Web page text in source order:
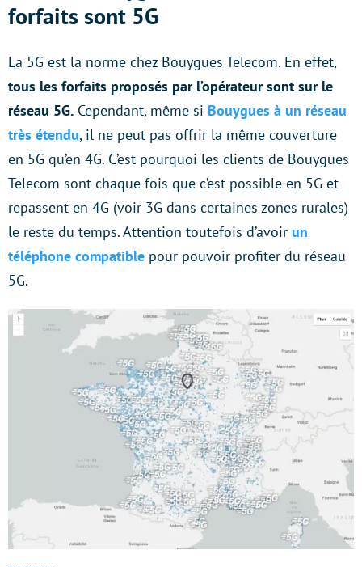
forfaits sont 5G
La 5G est la norme chez Bouygues Telecom. En effet,
tous les forfaits proposés par l’opérateur sont sur le
réseau 5G. Cependant, même si Bouygues à un réseau
très étendu, il ne peut pas offrir la même couverture
en 5G qu’en 4G. C’est pourquoi les clients de Bouygues
Telecom sont chaque fois que c’est possible en 5G et
repassent en 4G (voir 3G dans certaines zones rurales)
le reste du temps. Attention toutefois d’avoir un
téléphone compatible pour pouvoir profiter du réseau
5G.